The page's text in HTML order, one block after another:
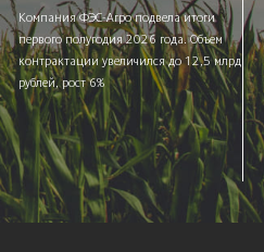
Компания ФЭС-Агро подвела итоги
первого полугодия 2026 года. Объем
контрактации увеличился до 12,5 млрд
рублей, рост 6%